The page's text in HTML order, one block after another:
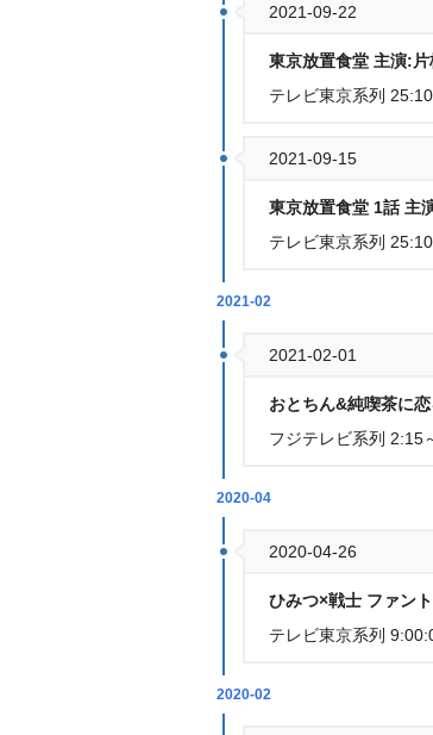
2021-09-22
東京放置食堂 主演:
テレビ東京系列
2021-09-15
東京放置食堂 1話 主
テレビ東京系列
2021-02
2021-02-01
おとちん&純喫茶に
フジテレビ系列 2:15
2020-04
2020-04-26
ひみつ×戦士 ファン
テレビ東京系列
2020-02